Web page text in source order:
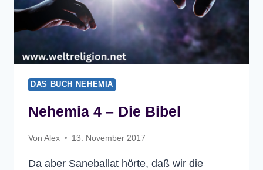
DAS BUCH NEHEMIA
Nehemia 4 – Die Bibel
Von Alex 13. November 2017
Da aber Saneballat hörte, daß wir die